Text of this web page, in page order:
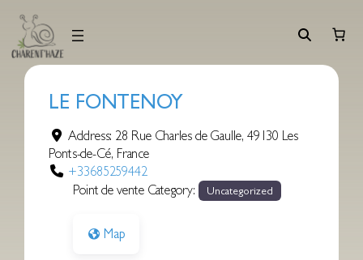
contenu
LE FONTENOY
Address: 28 Rue Charles de Gaulle, 49130 Les
Ponts-de-Cé, France
+33685259442
Point de vente Category:
Uncategorized
Map